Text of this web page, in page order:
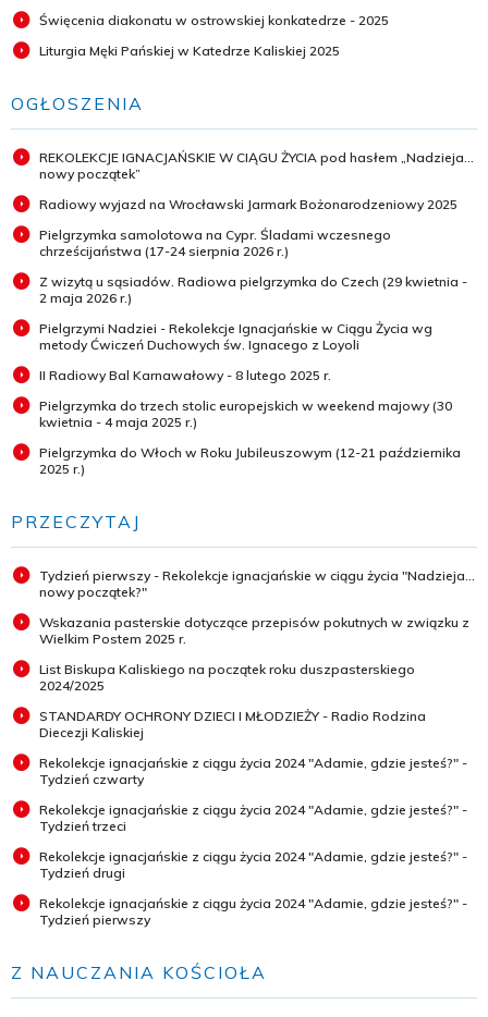
Święcenia diakonatu w ostrowskiej konkatedrze - 2025
Liturgia Męki Pańskiej w Katedrze Kaliskiej 2025
OGŁOSZENIA
REKOLEKCJE IGNACJAŃSKIE W CIĄGU ŻYCIA pod hasłem „Nadzieja...
nowy początek”
Radiowy wyjazd na Wrocławski Jarmark Bożonarodzeniowy 2025
Pielgrzymka samolotowa na Cypr. Śladami wczesnego
chrześcijaństwa (17-24 sierpnia 2026 r.)
Z wizytą u sąsiadów. Radiowa pielgrzymka do Czech (29 kwietnia -
2 maja 2026 r.)
Pielgrzymi Nadziei - Rekolekcje Ignacjańskie w Ciągu Życia wg
metody Ćwiczeń Duchowych św. Ignacego z Loyoli
II Radiowy Bal Karnawałowy - 8 lutego 2025 r.
Pielgrzymka do trzech stolic europejskich w weekend majowy (30
kwietnia - 4 maja 2025 r.)
Pielgrzymka do Włoch w Roku Jubileuszowym (12-21 października
2025 r.)
PRZECZYTAJ
Tydzień pierwszy - Rekolekcje ignacjańskie w ciągu życia "Nadzieja...
nowy początek?"
Wskazania pasterskie dotyczące przepisów pokutnych w związku z
Wielkim Postem 2025 r.
List Biskupa Kaliskiego na początek roku duszpasterskiego
2024/2025
STANDARDY OCHRONY DZIECI I MŁODZIEŻY - Radio Rodzina
Diecezji Kaliskiej
Rekolekcje ignacjańskie z ciągu życia 2024 "Adamie, gdzie jesteś?" -
Tydzień czwarty
Rekolekcje ignacjańskie z ciągu życia 2024 "Adamie, gdzie jesteś?" -
Tydzień trzeci
Rekolekcje ignacjańskie z ciągu życia 2024 "Adamie, gdzie jesteś?" -
Tydzień drugi
Rekolekcje ignacjańskie z ciągu życia 2024 "Adamie, gdzie jesteś?" -
Tydzień pierwszy
Z NAUCZANIA KOŚCIOŁA